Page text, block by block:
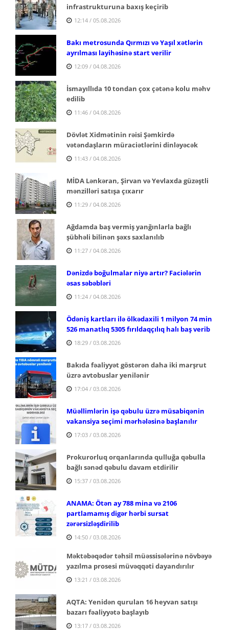
infrastrukturuna baxış keçirib
12:14 / 05.08.2026
Bakı metrosunda Qırmızı və Yaşıl xətlərin
ayrılması layihəsinə start verilir
12:09 / 04.08.2026
İsmayıllıda 10 tondan çox çətənə kolu məhv
edilib
11:46 / 04.08.2026
Dövlət Xidmətinin rəisi Şəmkirdə
vətəndaşların müraciətlərini dinləyəcək
11:43 / 04.08.2026
MİDA Lənkəran, Şirvan və Yevlaxda güzəştli
mənzilləri satışa çıxarır
11:29 / 04.08.2026
Ağdamda baş vermiş yanğınlarla bağlı
şübhəli bilinən şəxs saxlanılıb
11:27 / 04.08.2026
Dənizdə boğulmalar niyə artır? Faciələrin
əsas səbəbləri
11:24 / 04.08.2026
Ödəniş kartları ilə ölkədaxili 1 milyon 74 min
526 manatlıq 5305 fırıldaqçılıq halı baş verib
18:29 / 03.08.2026
Bakıda fəaliyyət göstərən daha iki marşrut
üzrə avtobuslar yenilənir
17:04 / 03.08.2026
Müəllimlərin işə qəbulu üzrə müsabiqənin
vakansiya seçimi mərhələsinə başlanılır
17:03 / 03.08.2026
Prokurorluq orqanlarında qulluğa qəbulla
bağlı sənəd qəbulu davam etdirilir
15:37 / 03.08.2026
ANAMA: Ötən ay 788 mina və 2106
partlamamış digər hərbi sursat
zərərsizləşdirilib
14:50 / 03.08.2026
Məktəbəqədər təhsil müəssisələrinə növbəyə
yazılma prosesi müvəqqəti dayandırılır
13:21 / 03.08.2026
AQTA: Yenidən qurulan 16 heyvan satışı
bazarı fəaliyyətə başlayıb
13:17 / 03.08.2026